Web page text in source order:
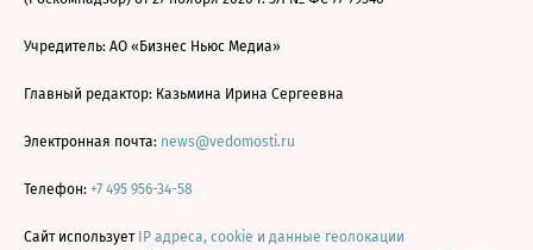
Учредитель: АО «Бизнес Ньюс Медиа»
Главный редактор: Казьмина Ирина Сергеевна
Электронная почта: news@vedomosti.ru
Телефон: +7 495 956-34-58
Сайт использует IP адреса, cookie и данные геолокации